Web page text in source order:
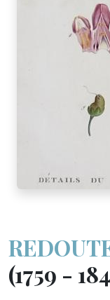
(1759 -